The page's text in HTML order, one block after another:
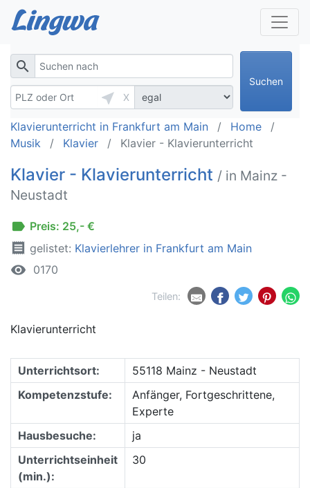
search
near_me
X
Suchen
Klavierunterricht in Frankfurt am Main
Home
Musik
Klavier Klavier - Klavierunterricht
Klavier - Klavierunterricht / in Mainz -
Neustadt
label Preis: 25,- €
receipt gelistet: Klavierlehrer in Frankfurt am Main
remove_red_eye 0170
Teilen:
Klavierunterricht
Unterrichtsort:
55118 Mainz - Neustadt
Kompetenzstufe:
Anfänger, Fortgeschrittene,
Experte
Hausbesuche:
ja
Unterrichtseinheit
(min.):
30